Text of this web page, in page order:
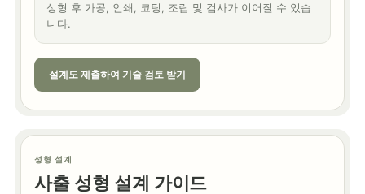
성형 후 가공, 인쇄, 코팅, 조립 및 검사가 이어질 수 있습
니다.
설계도 제출하여 기술 검토 받기
성형 설계
사출 성형 설계 가이드